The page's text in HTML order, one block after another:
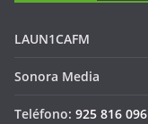
LAUN1CAFM
Sonora Media
Teléfono: 925 816 096